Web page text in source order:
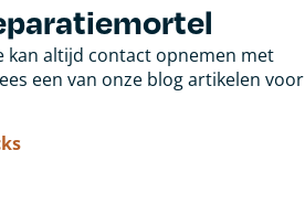
kan altijd contact opnemen met
een van onze blog artikelen voor